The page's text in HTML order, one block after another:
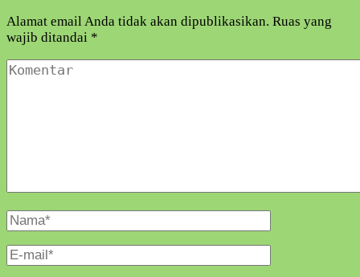
Alamat email Anda tidak akan dipublikasikan. Ruas yang
wajib ditandai *
Komentar
Nama
Lengkap
E-
Mail